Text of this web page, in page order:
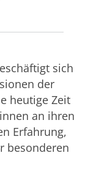
sich
der
heutige Zeit
an ihren
Erfahrung,
besonderen